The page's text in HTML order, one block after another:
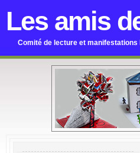
Les amis
Comité de lecture et manifestations